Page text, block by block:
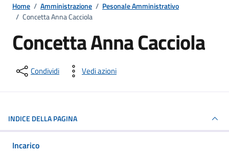
Home / Amministrazione / Pesonale Amministrativo
/ Concetta Anna Cacciola
Concetta Anna Cacciola
Condividi Vedi azioni
INDICE DELLA PAGINA
Incarico